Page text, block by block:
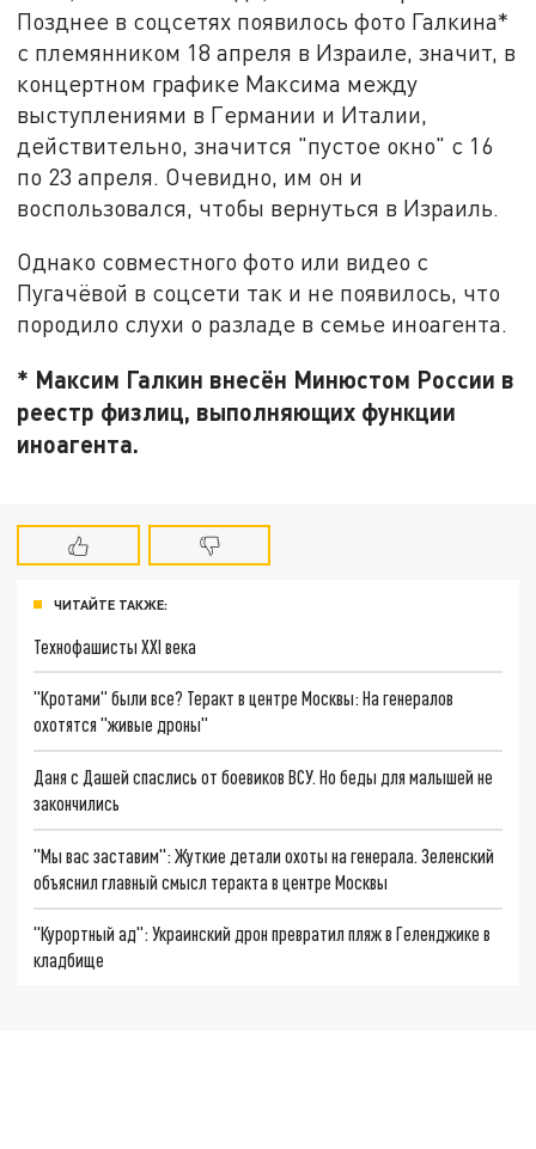
Позднее в соцсетях появилось фото Галкина*
с племянником 18 апреля в Израиле, значит, в
концертном графике Максима между
выступлениями в Германии и Италии,
действительно, значится "пустое окно" с 16
по 23 апреля. Очевидно, им он и
воспользовался, чтобы вернуться в Израиль.
Однако совместного фото или видео с
Пугачёвой в соцсети так и не появилось, что
породило слухи о разладе в семье иноагента.
* Максим Галкин внесён Минюстом России в
реестр физлиц, выполняющих функции
иноагента.
ЧИТАЙТЕ ТАКЖЕ:
Технофашисты XXI века
"Кротами" были все? Теракт в центре Москвы: На генералов
охотятся "живые дроны"
Даня с Дашей спаслись от боевиков ВСУ. Но беды для малышей не
закончились
"Мы вас заставим": Жуткие детали охоты на генерала. Зеленский
объяснил главный смысл теракта в центре Москвы
"Курортный ад": Украинский дрон превратил пляж в Геленджике в
кладбище